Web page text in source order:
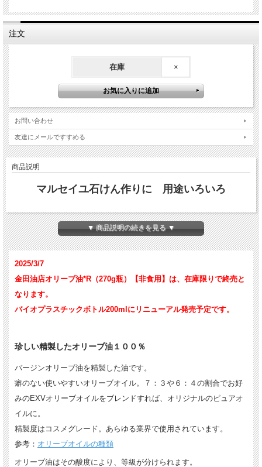
注文
在庫 ×
お問い合わせ
友達にメールですすめる
商品説明
マルセイユ石けん作りに 用途いろいろ
▼ 商品説明の続きを見る ▼
2025/3/7
金田油店オリーブ油*R（270g瓶）【非食用】は、在庫限りで終売と
なります。
バイオプラスチックボトル200mlにリニューアル発売予定です。
珍しい精製したオリーブ油１００％
バージンオリーブ油を精製した油です。
癖のない使いやすいオリーブオイル。７：３や６：４の割合でお好
みのEXVオリーブオイルをブレンドすれば、オリジナルのピュアオ
イルに。
精製度はコスメグレード。あらゆる業界で使用されています。
参考： オリーブオイルの種類
オリーブ油はその酸度により、等級が分けられます。